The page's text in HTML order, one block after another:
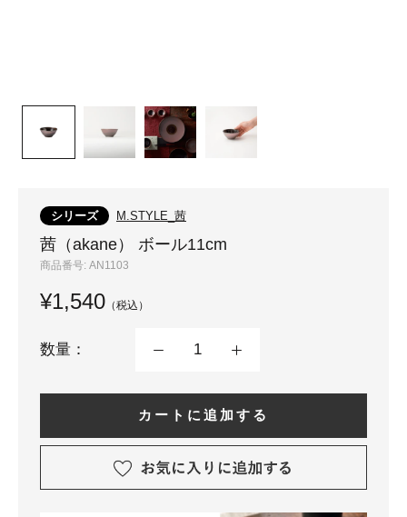
シリーズ M.STYLE_茜
茜（akane） ボール11cm
商品番号: AN1103
¥1,540 （税込）
数量：
カートに追加する